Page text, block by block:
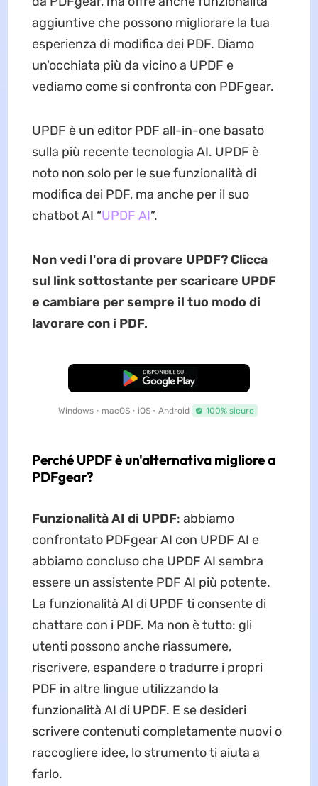
aggiuntive che possono migliorare la tua
esperienza di modifica dei PDF. Diamo
un'occhiata più da vicino a UPDF e
vediamo come si confronta con PDFgear.
UPDF è un editor PDF all-in-one basato
sulla più recente tecnologia AI. UPDF è
noto non solo per le sue funzionalità di
modifica dei PDF, ma anche per il suo
chatbot AI “UPDF AI”.
Non vedi l'ora di provare UPDF? Clicca
sul link sottostante per scaricare UPDF
e cambiare per sempre il tuo modo di
lavorare con i PDF.
Download Gratis
Windows • macOS • iOS • Android 100% sicuro
Perché UPDF è un'alternativa migliore a
PDFgear?
Funzionalità AI di UPDF: abbiamo
confrontato PDFgear AI con UPDF AI e
abbiamo concluso che UPDF AI sembra
essere un assistente PDF AI più potente.
La funzionalità AI di UPDF ti consente di
chattare con i PDF. Ma non è tutto: gli
utenti possono anche riassumere,
riscrivere, espandere o tradurre i propri
PDF in altre lingue utilizzando la
funzionalità AI di UPDF. E se desideri
scrivere contenuti completamente nuovi o
raccogliere idee, lo strumento ti aiuta a
farlo.